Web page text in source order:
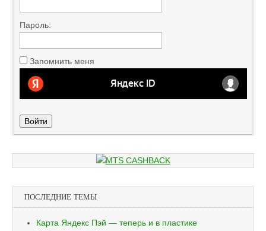
Пароль:
Запомнить меня
Войти
ПОСЛЕДНИЕ ТЕМЫ
Карта Яндекс Пэй — теперь и в пластике